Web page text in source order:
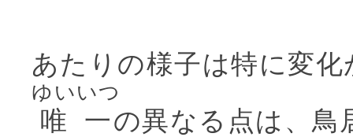
あたりの様子は特に変
唯一
ゆいいつ
の異なる点は、鳥